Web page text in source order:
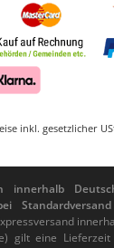
inkl. gesetzlicher
innerhalb
bei
gilt eine